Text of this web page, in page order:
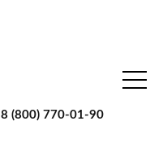
8 (800) 770-01-90